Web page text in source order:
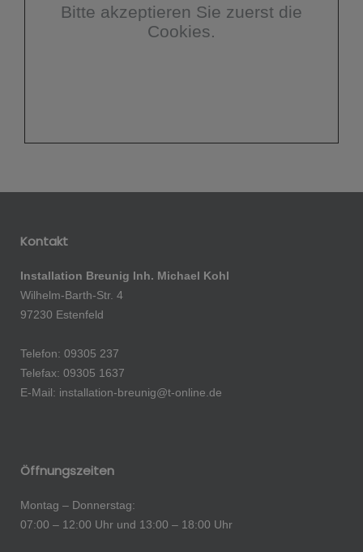
Bitte akzeptieren Sie zuerst die
Cookies.
Kontakt
Installation Breunig Inh. Michael Kohl
Wilhelm-Barth-Str. 4
97230 Estenfeld
Telefon: 09305 237
Telefax: 09305 1637
E-Mail: installation-breunig@t-online.de
Öffnungszeiten
Montag – Donnerstag:
07:00 – 12:00 Uhr und 13:00 – 18:00 Uhr